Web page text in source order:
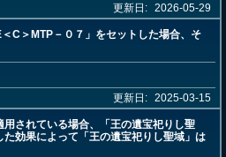
更新日: 2026-05-29
C＞MTP－０７」をセットした場合、そ
更新日: 2025-03-15
されている場合、「王の遺宝祀りし聖
効果によって「王の遺宝祀りし聖域」は